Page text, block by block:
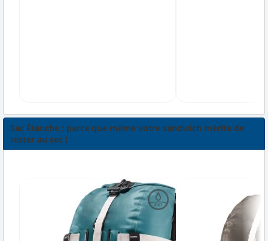
Sac Étanche : parce que même votre sandwich mérite de
rester au sec !